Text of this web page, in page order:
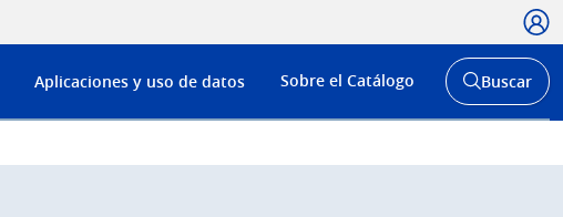
Menú
de
Aplicaciones y uso de datos Sobre el Catálogo
Abrir
buscador
Buscar